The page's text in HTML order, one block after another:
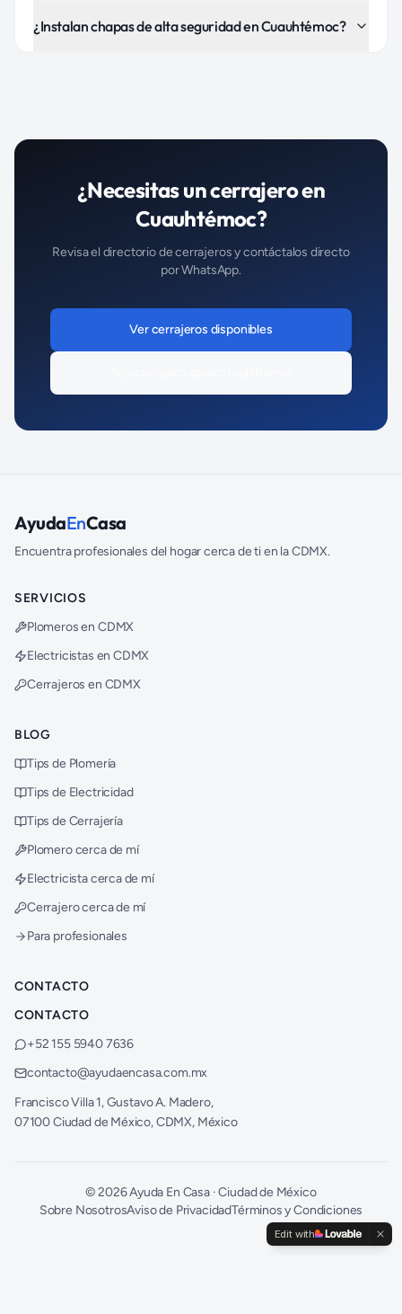
¿Instalan chapas de alta seguridad en Cuauhtémoc?
¿Necesitas uncerrajeroen
Cuauhtémoc?
Revisa el directorio decerrajerosy contáctalos directo
por WhatsApp.
Vercerrajeros disponibles
AyudaEnCasa
Encuentra profesionales del hogar cerca de ti en la CDMX.
SERVICIOS
Plomeros en CDMX
Electricistas en CDMX
Cerrajeros en CDMX
BLOG
Tips de Plomería
Tips de Electricidad
Tips de Cerrajería
Plomero cerca de mí
Electricista cerca de mí
Cerrajero cerca de mí
Para profesionales
CONTACTO
CONTACTO
+52 155 5940 7636
contacto@ayudaencasa.com.mx
Francisco Villa 1, Gustavo A. Madero,
07100 Ciudad de México, CDMX, México
©2026Ayuda En Casa · Ciudad de México
Sobre NosotrosAviso de PrivacidadTérminos y Condiciones
Edit with